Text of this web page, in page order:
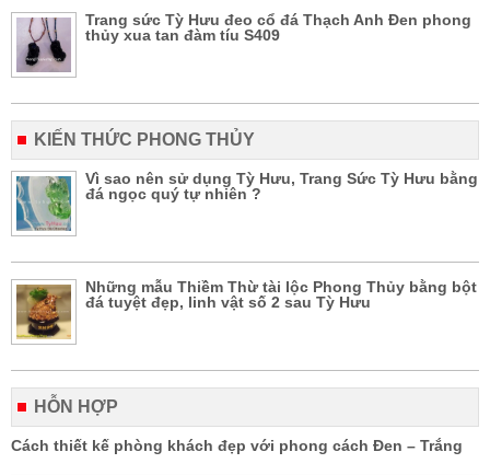
Trang sức Tỳ Hưu đeo cổ đá Thạch Anh Đen phong
thủy xua tan đàm tíu S409
KIẾN THỨC PHONG THỦY
Vì sao nên sử dụng Tỳ Hưu, Trang Sức Tỳ Hưu bằng
đá ngọc quý tự nhiên ?
Những mẫu Thiềm Thừ tài lộc Phong Thủy bằng bột
đá tuyệt đẹp, linh vật số 2 sau Tỳ Hưu
HỖN HỢP
Cách thiết kế phòng khách đẹp với phong cách Đen – Trắng